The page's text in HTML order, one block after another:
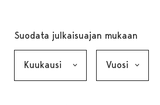
Suodata julkaisuajan mukaan